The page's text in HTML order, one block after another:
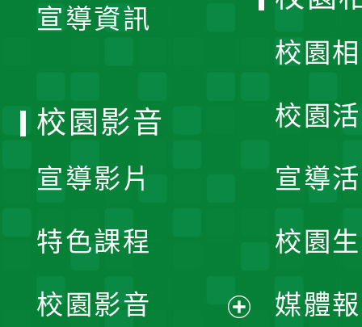
宣導資訊
校園
校園
宣導
校園
媒體
校園影音
宣導影片
特色課程
校園影音